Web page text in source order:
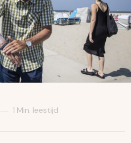
— 1 Min. leestijd